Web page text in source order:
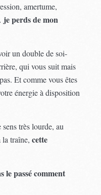
amertume,
je perds de mon
un double de soi-
qui vous suit mais
Et comme vous êtes
énergie à disposition
très lourde, au
la traîne,cette
le passé comment